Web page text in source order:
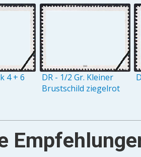
4 + 6
DR - 1/2 Gr. Kleiner
Brustschild ziegelrot